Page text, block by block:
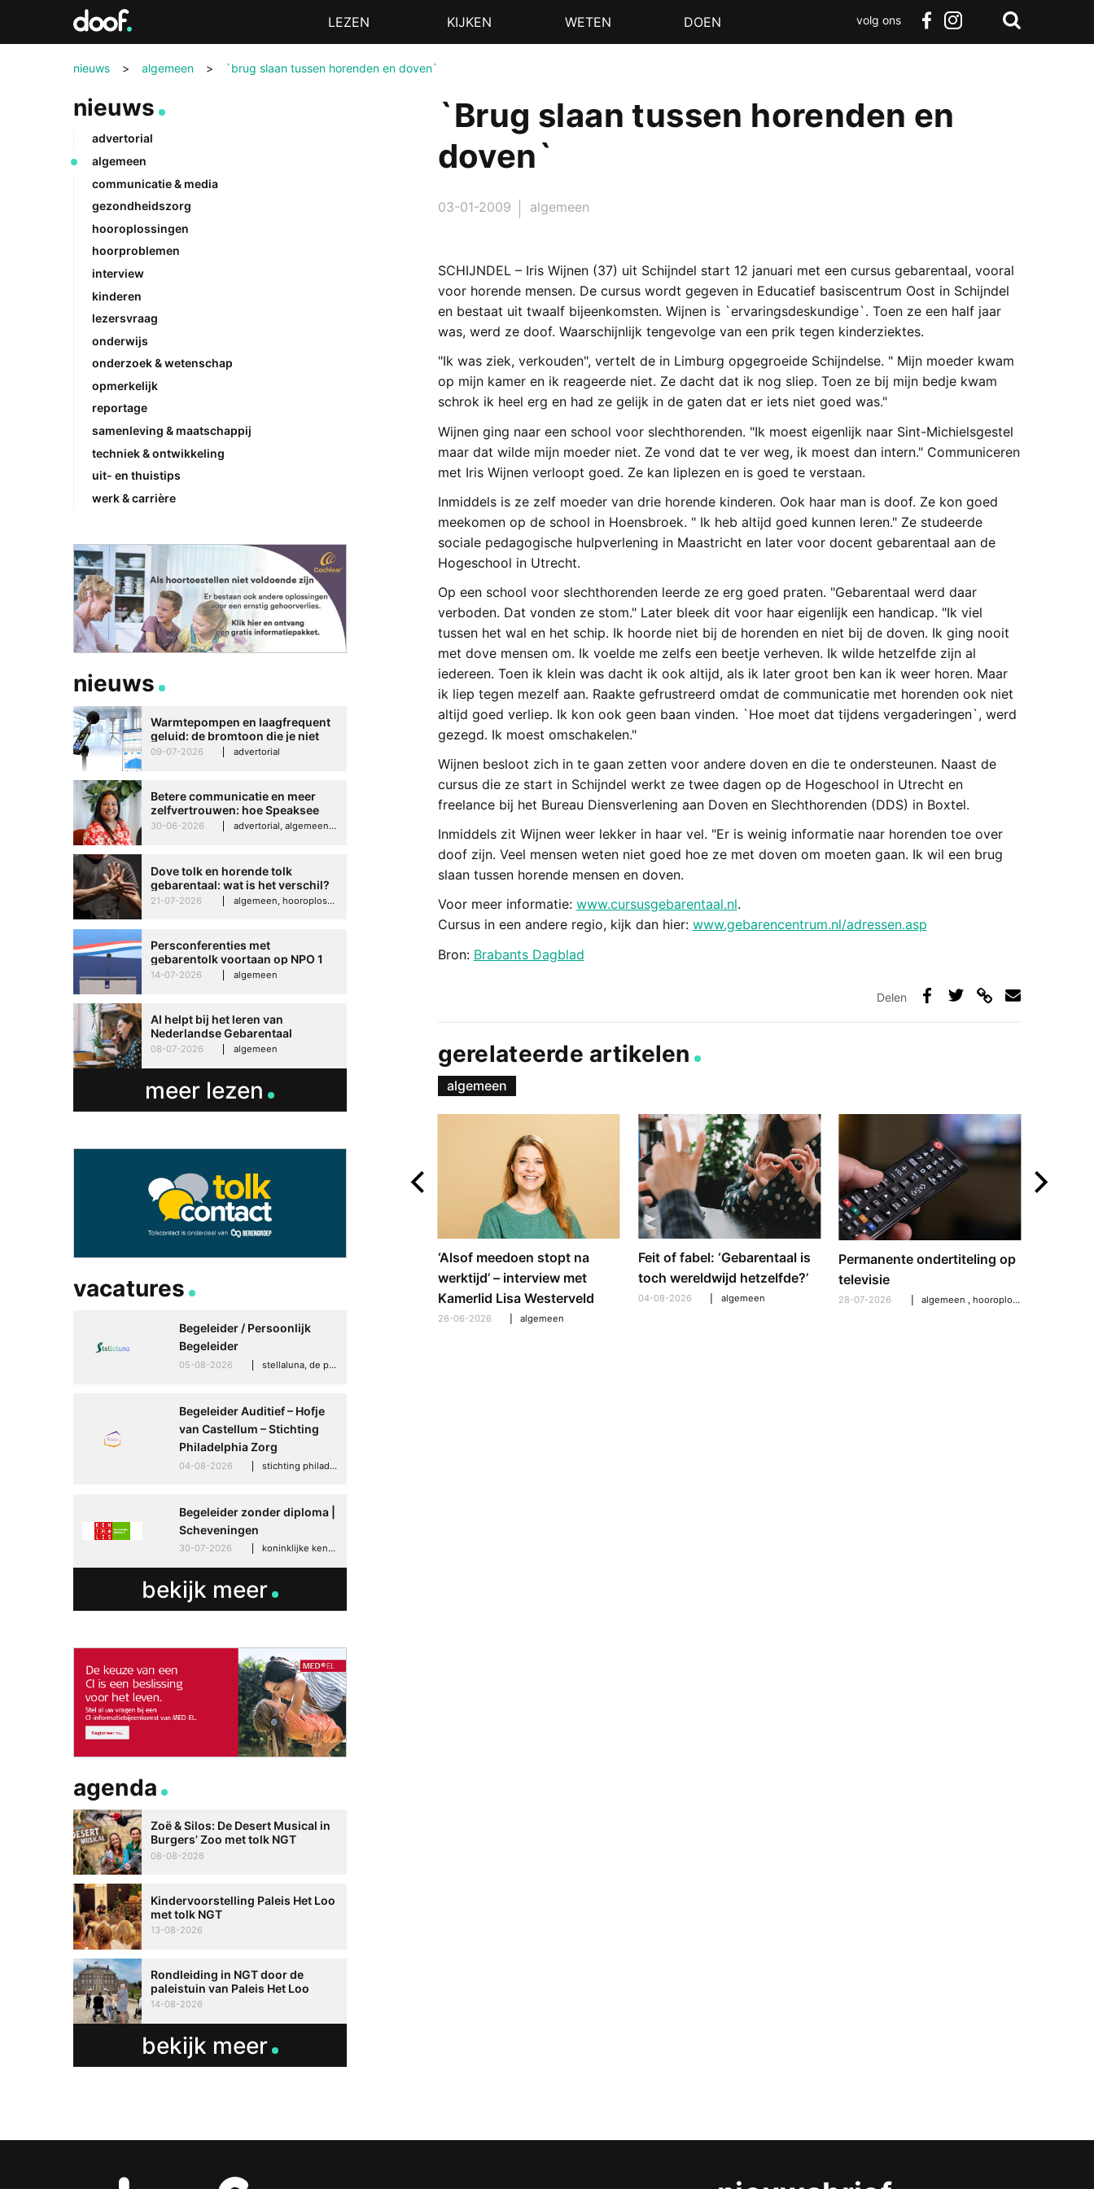
MenuLEZEN KIJKEN WETEN DOEN
volg ons
nieuws > algemeen > `brug slaan tussen horenden en doven`
`Brug slaan tussen horenden en
doven`
03-01-2009 algemeen
SCHIJNDEL – Iris Wijnen (37) uit Schijndel start 12 januari met een cursus gebarentaal, vooral
voor horende mensen. De cursus wordt gegeven in Educatief basiscentrum Oost in Schijndel
en bestaat uit twaalf bijeenkomsten. Wijnen is `ervaringsdeskundige`. Toen ze een half jaar
was, werd ze doof. Waarschijnlijk tengevolge van een prik tegen kinderziektes.
"Ik was ziek, verkouden", vertelt de in Limburg opgegroeide Schijndelse. " Mijn moeder kwam
op mijn kamer en ik reageerde niet. Ze dacht dat ik nog sliep. Toen ze bij mijn bedje kwam
schrok ik heel erg en had ze gelijk in de gaten dat er iets niet goed was."
Wijnen ging naar een school voor slechthorenden. "Ik moest eigenlijk naar Sint-Michielsgestel
maar dat wilde mijn moeder niet. Ze vond dat te ver weg, ik moest dan intern." Communiceren
met Iris Wijnen verloopt goed. Ze kan liplezen en is goed te verstaan.
Inmiddels is ze zelf moeder van drie horende kinderen. Ook haar man is doof. Ze kon goed
meekomen op de school in Hoensbroek. " Ik heb altijd goed kunnen leren." Ze studeerde
sociale pedagogische hulpverlening in Maastricht en later voor docent gebarentaal aan de
Hogeschool in Utrecht.
Op een school voor slechthorenden leerde ze erg goed praten. "Gebarentaal werd daar
verboden. Dat vonden ze stom." Later bleek dit voor haar eigenlijk een handicap. "Ik viel
tussen het wal en het schip. Ik hoorde niet bij de horenden en niet bij de doven. Ik ging nooit
met dove mensen om. Ik voelde me zelfs een beetje verheven. Ik wilde hetzelfde zijn al
iedereen. Toen ik klein was dacht ik ook altijd, als ik later groot ben kan ik weer horen. Maar
ik liep tegen mezelf aan. Raakte gefrustreerd omdat de communicatie met horenden ook niet
altijd goed verliep. Ik kon ook geen baan vinden. `Hoe moet dat tijdens vergaderingen`, werd
gezegd. Ik moest omschakelen."
Wijnen besloot zich in te gaan zetten voor andere doven en die te ondersteunen. Naast de
cursus die ze start in Schijndel werkt ze twee dagen op de Hogeschool in Utrecht en
freelance bij het Bureau Diensverlening aan Doven en Slechthorenden (DDS) in Boxtel.
Inmiddels zit Wijnen weer lekker in haar vel. "Er is weinig informatie naar horenden toe over
doof zijn. Veel mensen weten niet goed hoe ze met doven om moeten gaan. Ik wil een brug
slaan tussen horende mensen en doven.
Voor meer informatie: www.cursusgebarentaal.nl.
Cursus in een andere regio, kijk dan hier: www.gebarencentrum.nl/adressen.asp
Bron: Brabants Dagblad
Delen
gerelateerde artikelen
algemeen
Feit of fabel: ‘Gebarentaal is
toch wereldwijd hetzelfde?’
04-08-2026 algemeen
Permanente ondertiteling op
televisie
28-07-2026 algemeen ,hooroplossingen
Betere communicatie en
‘Alsof meedoen stopt na
werktijd’ – interview met
Kamerlid Lisa Westerveld
26-06-2026 algemeen
nieuws
advertorial
algemeen
communicatie & media
gezondheidszorg
hooroplossingen
hoorproblemen
interview
kinderen
lezersvraag
onderwijs
onderzoek & wetenschap
opmerkelijk
reportage
samenleving & maatschappij
techniek & ontwikkeling
uit- en thuistips
werk & carrière
nieuws
Warmtepompen en laagfrequent
geluid: de bromtoon die je niet
kunt negeren
09-07-2026 advertorial
Betere communicatie en meer
zelfvertrouwen: hoe Speaksee
Imelda helpt om te groeien in
30-06-2026 advertorial, algemeen, hooroplossingen, interview
Dove tolk en horende tolk
gebarentaal: wat is het verschil?
21-07-2026 algemeen, hooroplossingen, hoorproblemen, samenleving & maatschappij
Persconferenties met
gebarentolk voortaan op NPO 1
Extra
14-07-2026 algemeen
AI helpt bij het leren van
Nederlandse Gebarentaal
08-07-2026 algemeen
meer lezen
vacatures
Begeleider / Persoonlijk
Begeleider
05-08-2026 stellaluna, de punt (drenthe)
Begeleider Auditief – Hofje
van Castellum – Stichting
Philadelphia Zorg
04-08-2026 stichting philadelphia zorg, den haag
Begeleider zonder diploma |
Scheveningen
30-07-2026 koninklijke kentalis, scheveningen
bekijk meer
agenda
Zoë & Silos: De Desert Musical in
Burgers’ Zoo met tolk NGT
08-08-2026
Kindervoorstelling Paleis Het Loo
met tolk NGT
13-08-2026
Rondleiding in NGT door de
paleistuin van Paleis Het Loo
14-08-2026
bekijk meer
Doof.nl
Zoeken
Terug